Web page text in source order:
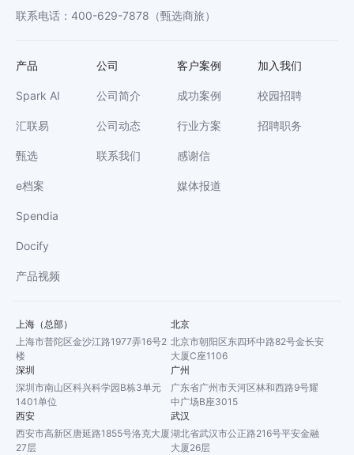
联系电话 ： 400-629-7878 （甄选商旅）
产品
Spark AI
汇联易
甄选
e档案
Spendia
Docify
产品视频
公司
公司简介
公司动态
联系我们
客户案例
成功案例
行业方案
感谢信
媒体报道
加入我们
校园招聘
招聘职务
上海（总部）
上海市普陀区金沙江路1977弄16号2
楼
北京
北京市朝阳区东四环中路82号金长安
大厦C座1106
深圳
深圳市南山区科兴科学园B栋3单元
1401单位
广州
广东省广州市天河区林和西路9号耀
中广场B座3015
西安
西安市高新区唐延路1855号洛克大厦
27层
武汉
湖北省武汉市公正路216号平安金融
大厦26层